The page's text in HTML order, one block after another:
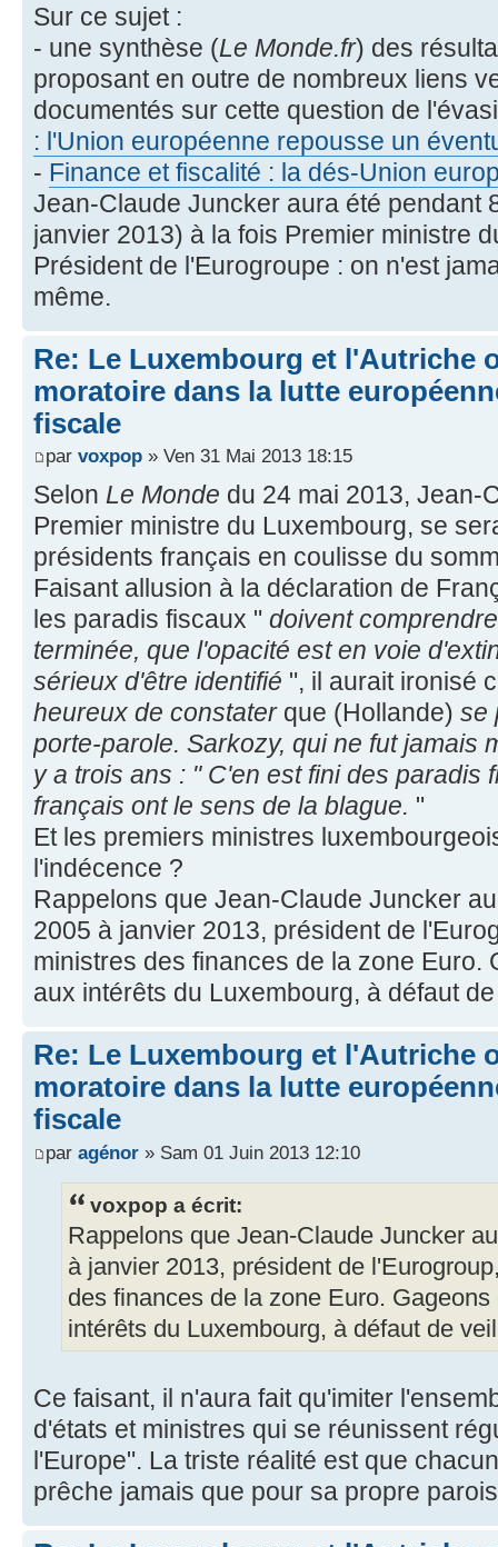
Sur ce sujet :
- une synthèse (Le Monde.fr) des
proposant en outre de nombreux liens
documentés sur cette question de
: l'Union européenne repousse un
- Finance et fiscalité : la dés-Union
Jean-Claude Juncker aura été pendant
janvier 2013) à la fois Premier ministre
Président de l'Eurogroupe : on n'est
même.
Re: Le Luxembourg et l'Autriche
moratoire dans la lutte
fiscale
par voxpop » Ven 31 Mai 2013 18:15
Selon Le Monde du 24 mai 2013, Jean-
Premier ministre du Luxembourg, se
présidents français en coulisse du
Faisant allusion à la déclaration de
les paradis fiscaux " doivent
terminée, que l'opacité est en voie
sérieux d'être identifié ", il aurait ironisé
heureux de constater que (Hollande) se
porte-parole. Sarkozy, qui ne fut jamais
y a trois ans : " C'en est fini des paradis
français ont le sens de la blague. "
Et les premiers ministres
l'indécence ?
Rappelons que Jean-Claude Juncker
2005 à janvier 2013, président de
ministres des finances de la zone Euro.
aux intérêts du Luxembourg, à défaut
Re: Le Luxembourg et l'Autriche
moratoire dans la lutte
fiscale
par agénor » Sam 01 Juin 2013 12:10
voxpop a écrit:
Rappelons que Jean-Claude Juncker
à janvier 2013, président de
des finances de la zone Euro.
intérêts du Luxembourg, à défaut de
Ce faisant, il n'aura fait qu'imiter
d'états et ministres qui se réunissent
l'Europe". La triste réalité est que
prêche jamais que pour sa propre